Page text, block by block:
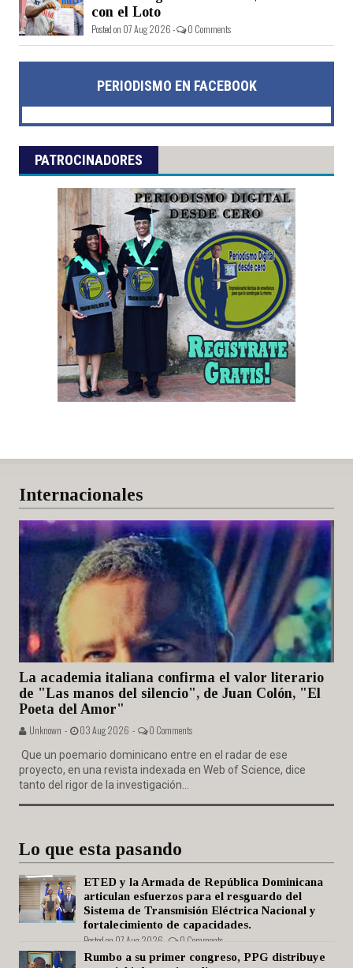
con el Loto
Posted on 07 Aug 2026 - 0 Comments
PERIODISMO EN FACEBOOK
PATROCINADORES
Internacionales
La academia italiana confirma el valor literario
de "Las manos del silencio", de Juan Colón, "El
Poeta del Amor"
Unknown - 03 Aug 2026 - 0 Comments
Que un poemario dominicano entre en el radar de ese
proyecto, en una revista indexada en Web of Science, dice
tanto del rigor de la investigación...
Lo que esta pasando
ETED y la Armada de República Dominicana
articulan esfuerzos para el resguardo del
Sistema de Transmisión Eléctrica Nacional y
fortalecimiento de capacidades.
Posted on 07 Aug 2026 - 0 Comments
Rumbo a su primer congreso, PPG distribuye